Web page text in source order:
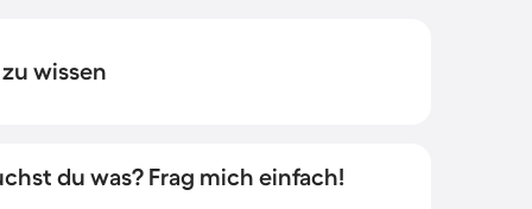
wissen
du was? Frag mich einfach!